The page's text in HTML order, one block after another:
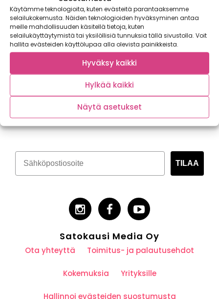
Käytämme teknologioita, kuten evästeitä parantaaksemme
selailukokemusta. Näiden teknologioiden hyväksyminen antaa
meille mahdollisuuden käsitellä tietoja, kuten
selailukäyttäytymistä tai yksilöllisiä tunnuksia tällä sivustolla. Voit
hallita evästeiden käyttölupaa alla olevista painikkeista.
Hyväksy kaikki
Hylkää kaikki
Näytä asetukset
Tilaa kasvispitoinen uutiskirje
TILAA
Satokausi Media Oy
Ota yhteyttä Toimitus- ja palautusehdot
Kokemuksia Yrityksille
Hallinnoi evästeiden suostumusta